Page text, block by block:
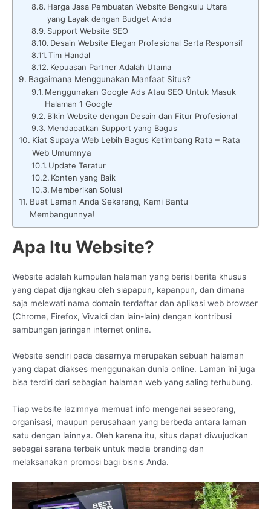
Harga Jasa Pembuatan Website Bengkulu Utara
yang Layak dengan Budget Anda
Support Website SEO
Desain Website Elegan Profesional Serta Responsif
Tim Handal
Kepuasan Partner Adalah Utama
Bagaimana Menggunakan Manfaat Situs?
Menggunakan Google Ads Atau SEO Untuk Masuk
Halaman 1 Google
Bikin Website dengan Desain dan Fitur Profesional
Mendapatkan Support yang Bagus
Kiat Supaya Web Lebih Bagus Ketimbang Rata – Rata
Web Umumnya
Update Teratur
Konten yang Baik
Memberikan Solusi
Buat Laman Anda Sekarang, Kami Bantu
Membangunnya!
Apa Itu Website?
Website adalah kumpulan halaman yang berisi berita khusus
yang dapat dijangkau oleh siapapun, kapanpun, dan dimana
saja melewati nama domain terdaftar dan aplikasi web browser
(Chrome, Firefox, Vivaldi dan lain-lain) dengan kontribusi
sambungan jaringan internet online.
Website sendiri pada dasarnya merupakan sebuah halaman
yang dapat diakses menggunakan dunia online. Laman ini juga
bisa terdiri dari sebagian halaman web yang saling terhubung.
Tiap website lazimnya memuat info mengenai seseorang,
organisasi, maupun perusahaan yang berbeda antara laman
satu dengan lainnya. Oleh karena itu, situs dapat diwujudkan
sebagai sarana terbaik untuk media branding dan
melaksanakan promosi bagi bisnis Anda.